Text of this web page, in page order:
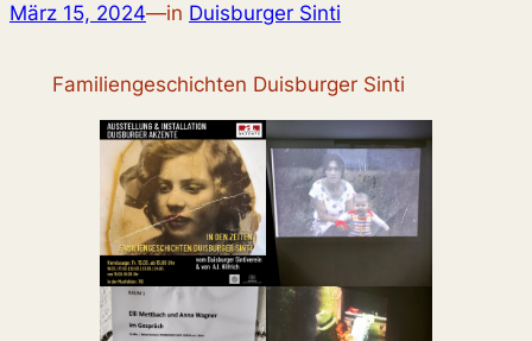
März 15, 2024—in Duisburger Sinti
Familiengeschichten Duisburger Sinti